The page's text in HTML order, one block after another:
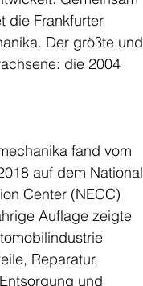
die Frankfurter
Der größte und
die 2004
fand vom
auf dem National
Center (NECC)
Auflage zeigte
Reparatur,
und